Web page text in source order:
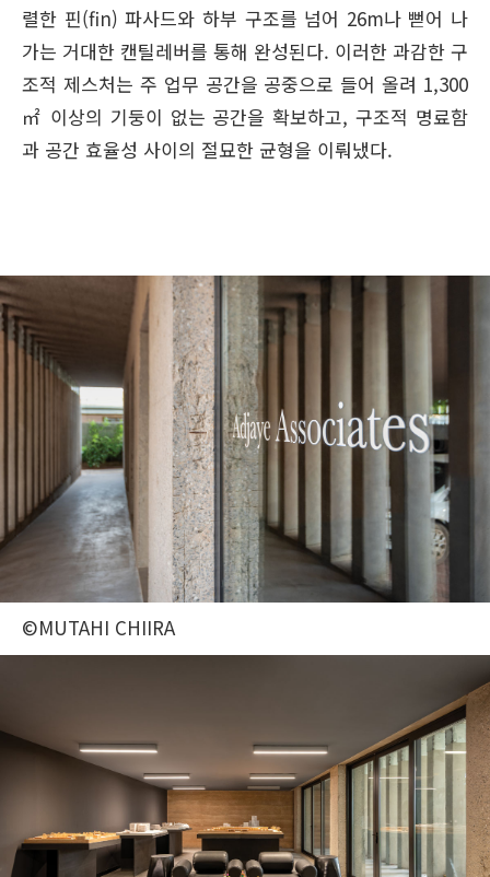
렬한 핀(fin) 파사드와 하부 구조를 넘어 26m나 뻗어 나
가는 거대한 캔틸레버를 통해 완성된다. 이러한 과감한 구
조적 제스처는 주 업무 공간을 공중으로 들어 올려 1,300
㎡ 이상의 기둥이 없는 공간을 확보하고, 구조적 명료함
과 공간 효율성 사이의 절묘한 균형을 이뤄냈다.
©MUTAHI CHIIRA